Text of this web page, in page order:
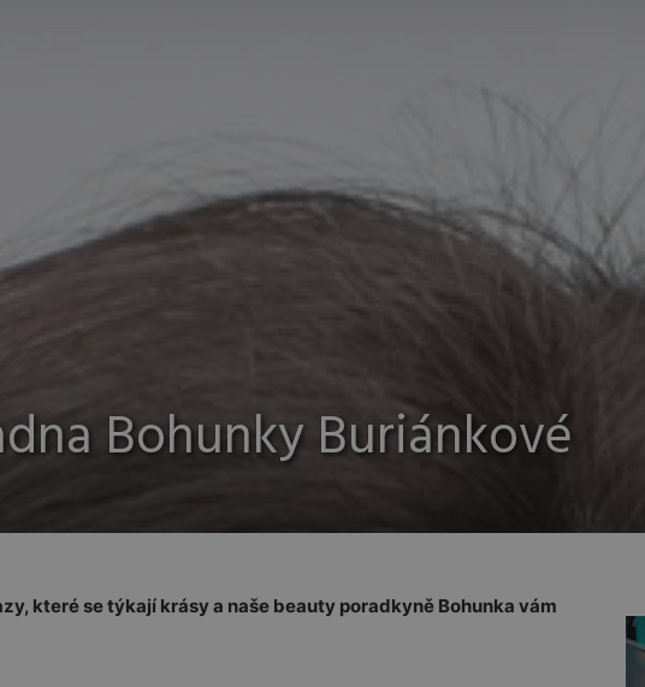
Bohunky Buriánkové
které se týkají krásy a naše beauty poradkyně Bohunka vám